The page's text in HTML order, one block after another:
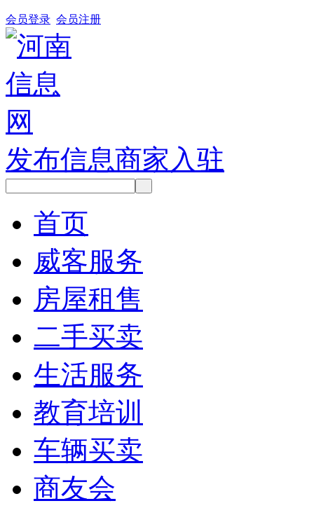
会员登录 会员注册
发布信息商家入驻
首页
威客服务
房屋租售
二手买卖
生活服务
教育培训
车辆买卖
商友会